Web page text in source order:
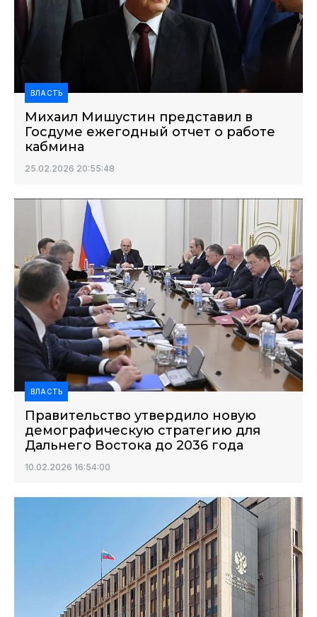
ВЛАСТЬ
Михаил Мишустин представил в
Госдуме ежегодный отчет о работе
кабмина
25.02.2026 20:55:48
ВЛАСТЬ
Правительство утвердило новую
демографическую стратегию для
Дальнего Востока до 2036 года
10.02.2026 16:54:00